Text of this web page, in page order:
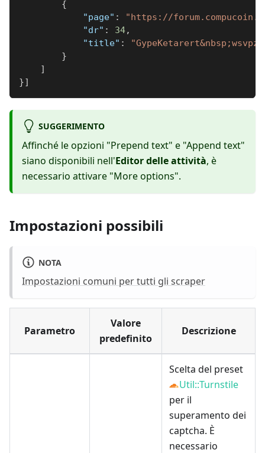
{
"page" :
"https://
"dr" : 34,
"title" :
"GypeKetarert&nbsp;wsvpz"
}
]
}]
SUGGERIMENTO
Affinché le opzioni "Prepend text" e "Append text"
siano disponibili nell'Editor delle attività, è
necessario attivare "More options".
Impostazioni possibili
NOTA
Impostazioni comuni per tutti gli scraper
Parametro
Valore
predefinito
Descrizione
Scelta del preset
Util::Turnstile
per il
superamento dei
captcha. È
necessario